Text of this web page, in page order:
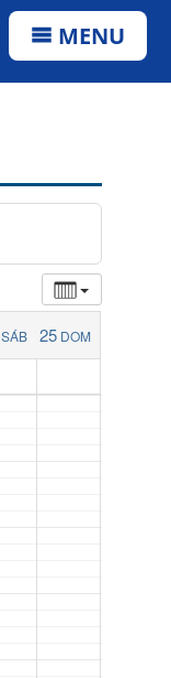
MENU
SÁB 25 DOM